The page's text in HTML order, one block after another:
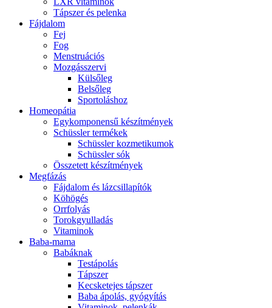
Tápszer és pelenka
Fájdalom
Fej
Fog
Menstruációs
Mozgásszervi
Külsőleg
Belsőleg
Sportoláshoz
Homeopátia
Egykomponensű készítmények
Schüssler termékek
Schüssler kozmetikumok
Schüssler sók
Összetett készítmények
Megfázás
Fájdalom és lázcsillapítók
Köhögés
Orrfolyás
Torokgyulladás
Vitaminok
Baba-mama
Babáknak
Testápolás
Tápszer
Kecsketejes tápszer
Baba ápolás, gyógyítás